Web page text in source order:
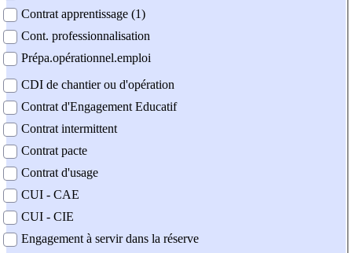
Contrat apprentissage (1)
Cont. professionnalisation
Prépa.opérationnel.emploi
CDI de chantier ou d'opération
Contrat d'Engagement Educatif
Contrat intermittent
Contrat pacte
Contrat d'usage
CUI - CAE
CUI - CIE
Engagement à servir dans la réserve